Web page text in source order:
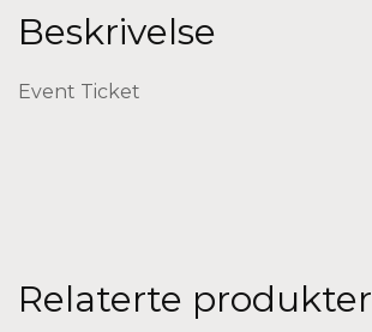
Beskrivelse
Event Ticket
Relaterte produkter